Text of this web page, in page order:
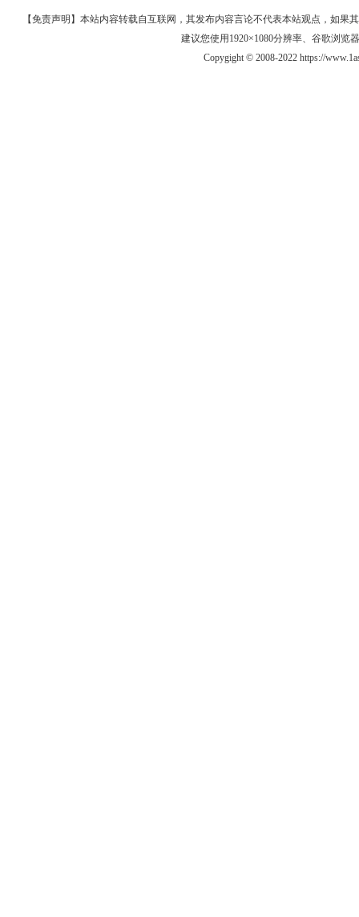
【免责声明】本站内容转载自互联网，其发布内容言论不代表本站观点，如果
建议您使用1920×1080分辨率、谷歌浏览
Copygight © 2008-2022 https://